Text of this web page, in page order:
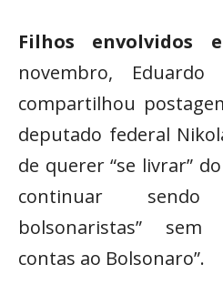
Filhos envolvidos
novembro, Eduardo
compartilhou
deputado federal
de querer “se livrar”
continuar
bolsonaristas” sem
contas ao Bolsonaro”.